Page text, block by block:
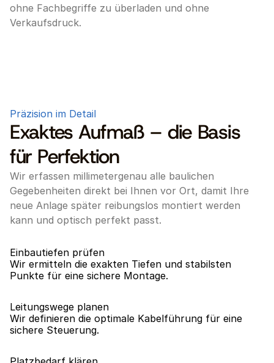
ohne Fachbegriffe zu überladen und ohne
Verkaufsdruck.
Präzision im Detail
Exaktes Aufmaß – die Basis
für Perfektion
Wir erfassen millimetergenau alle baulichen
Gegebenheiten direkt bei Ihnen vor Ort, damit Ihre
neue Anlage später reibungslos montiert werden
kann und optisch perfekt passt.
Einbautiefen prüfen
Wir ermitteln die exakten Tiefen und stabilsten
Punkte für eine sichere Montage.
Leitungswege planen
Wir definieren die optimale Kabelführung für eine
sichere Steuerung.